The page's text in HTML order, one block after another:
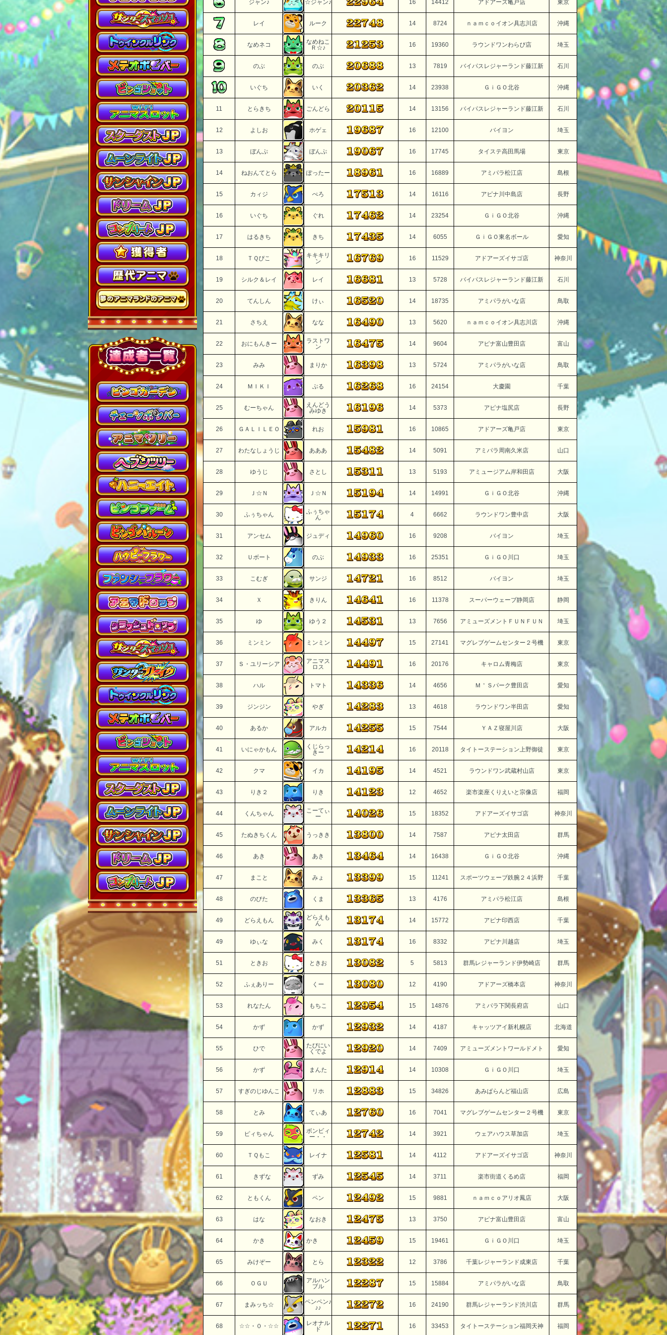
ジャン♪ ☆ジャン♪ 16 14412 アドアーズ亀戸店 東京
レイ ルーク 14 8724 ｎａｍｃｏイオン具志川店 沖縄
なめネコ
なめねこ
Ｒ☆♪
16 19360 ラウンドワンわらび店 埼玉
のぶ のぶ 13 7819 バイパスレジャーランド藤江新 石川
いぐち いく 14 23938 ＧｉＧＯ北谷 沖縄
11 とらきち ごんどら 14 13156 バイパスレジャーランド藤江新 石川
12 よしお ホゲェ 16 12100 バイヨン 埼玉
13 ぼんぷ ぼんぷ 16 17745 タイステ高田馬場 東京
14 ねおんてとら ぽったー 16 16889 アミパラ松江店 島根
15 カィジ ぺろ 14 16116 アピナ川中島店 長野
16 いぐち ぐれ 14 23254 ＧｉＧＯ北谷 沖縄
17 はるきち きち 14 6055 ＧｉＧＯ東名ボール 愛知
18 ＴＱぴこ
キキキリ
ン
16 11529 アドアーズイサゴ店 神奈川
19 シルク＆レイ レイ 13 5728 バイパスレジャーランド藤江新 石川
20 てんしん けぃ 14 18735 アミパラがいな店 鳥取
21 さちえ なな 13 5620 ｎａｍｃｏイオン具志川店 沖縄
22 おにもんきー
ラストワ
ン
14 9604 アピナ富山豊田店 富山
23 みみ まりか 13 5724 アミパラがいな店 鳥取
24 ＭＩＫＩ ぷる 16 24154 大慶園 千葉
25 むーちゃん
えんどう
みゆき
14 5373 アピナ塩尻店 長野
26 ＧＡＬＩＬＥＯ れお 16 10865 アドアーズ亀戸店 東京
27 わたなしょうじ あああ 14 5091 アミパラ周南久米店 山口
28 ゆうじ さとし 13 5193 アミュージアム岸和田店 大阪
29 Ｊ☆Ｎ Ｊ☆Ｎ 14 14991 ＧｉＧＯ北谷 沖縄
30 ふぅちゃん
ふぅちゃ
ん
4 6662 ラウンドワン豊中店 大阪
31 アンセム ジュディ 16 9208 バイヨン 埼玉
32 Ｕボート のぶ 16 25351 ＧｉＧＯ川口 埼玉
33 こむぎ サンジ 16 8512 バイヨン 埼玉
34 Ｘ きりん 16 11378 スーパーウェーブ静岡店 静岡
35 ゆ ゆう２ 13 7656 アミューズメントＦＵＮＦＵＮ 埼玉
36 ミンミン ミンミン 15 27141 マグレブゲームセンター２号機 東京
37 Ｓ・ユリーシア
アニマス
ロス
16 20176 キャロム青梅店 東京
38 ハル トマト 14 4656 Ｍ＇Ｓパーク豊田店 愛知
39 ジンジン やぎ 13 4618 ラウンドワン半田店 愛知
40 あるか アルカ 15 7544 ＹＡＺ寝屋川店 大阪
41 いにゃかもん
くじらっ
きー
16 20118 タイトーステーション上野御徒 東京
42 クマ イカ 14 4521 ラウンドワン武蔵村山店 東京
43 りき２ りき 12 4652 楽市楽座くりえいと宗像店 福岡
44 くんちゃん
こーてぃ
ー
15 18352 アドアーズイサゴ店 神奈川
45 たぬきちくん うっきき 14 7587 アピナ太田店 群馬
46 あき あき 14 16438 ＧｉＧＯ北谷 沖縄
47 まこと みょ 15 11241 スポーツウェーブ鉄腕２４浜野 千葉
48 のびた くま 13 4176 アミパラ松江店 島根
49 どらえもん
どらえも
ん
14 15772 アピナ印西店 千葉
49 ゆぃな みく 16 8332 アピナ川越店 埼玉
51 ときお ときお 5 5813 群馬レジャーランド伊勢崎店 群馬
52 ふぇありー くー 12 4190 アドアーズ橋本店 神奈川
53 れなたん もちこ 15 14876 アミパラ下関長府店 山口
54 かず かず 14 4187 キャッツアイ新札幌店 北海道
55 ひで
たびにい
くでよ
14 7409 アミューズメントワールドメト 愛知
56 かず まんた 14 10308 ＧｉＧＯ川口 埼玉
57 すぎのじゆんこ リホ 15 34826 あみぱらんど福山店 広島
58 とみ てぃあ 16 7041 マグレブゲームセンター２号機 東京
59 ピィちゃん
ボンビィ
ー・・
14 3921 ウェアハウス草加店 埼玉
60 ＴＱもこ レイナ 14 4112 アドアーズイサゴ店 神奈川
61 きずな ずみ 14 3711 楽市街道くるめ店 福岡
62 ともくん ペン 15 9881 ｎａｍｃｏアリオ鳳店 大阪
63 はな なおき 13 3750 アピナ富山豊田店 富山
64 かき かき 15 19461 ＧｉＧＯ川口 埼玉
65 みけぞー とら 12 3786 千葉レジャーランド成東店 千葉
66 ＯＧＵ
アルハン
ブル
15 15884 アミパラがいな店 鳥取
67 まみッち☆
ペンペン♪
♪♪
16 24190 群馬レジャーランド渋川店 群馬
68 ☆☆・０・☆☆
レオナル
ド
16 33453 タイトーステーション福岡天神 福岡